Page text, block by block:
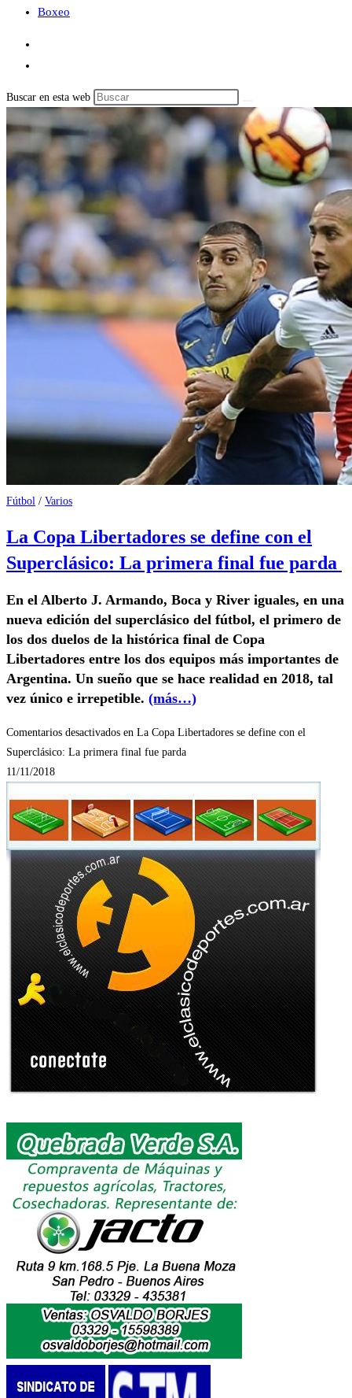
Boxeo
Buscar en esta web
Fútbol / Varios
La Copa Libertadores se define con el
Superclásico: La primera final fue parda
En el Alberto J. Armando, Boca y River iguales, en una
nueva edición del superclásico del fútbol, el primero de
los dos duelos de la histórica final de Copa
Libertadores entre los dos equipos más importantes de
Argentina. Un sueño que se hace realidad en 2018, tal
vez único e irrepetible. (más…)
Comentarios desactivados en La Copa Libertadores se define con el
Superclásico: La primera final fue parda
11/11/2018